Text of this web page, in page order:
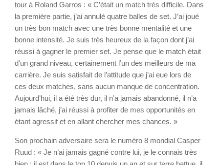
tour à Roland Garros : « C’était un match très difficile. Dans
la première partie, j’ai annulé quatre balles de set. J’ai joué
un très bon match avec une très bonne mentalité et une
bonne intensité. Je suis très heureux de la façon dont j’ai
réussi à gagner le premier set. Je pense que le match était
d’un grand niveau, certainement l’un des meilleurs de ma
carrière. Je suis satisfait de l’attitude que j’ai eue lors de
ces deux matches, sans aucun manque de concentration.
Aujourd’hui, il a été très dur, il n’a jamais abandonné, il n’a
jamais lâché, j’ai réussi à profiter de mes opportunités en
étant agressif et en allant chercher mes chances. »
Son prochain adversaire sera le numéro 8 mondial Casper
Ruud : « Je n’ai jamais gagné contre lui, je le connais très